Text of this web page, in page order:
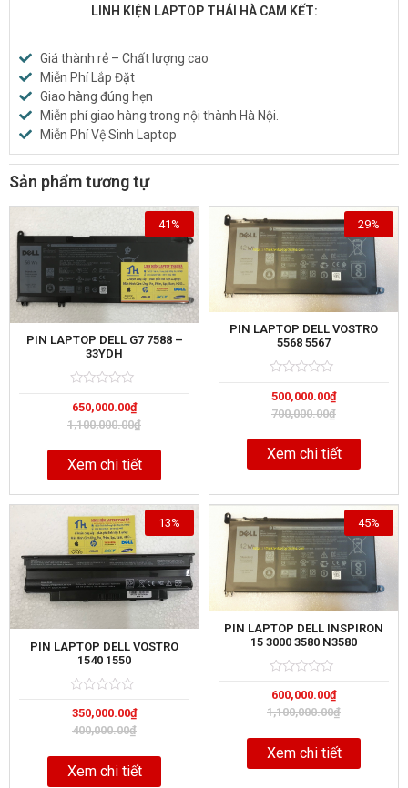
LINH KIỆN LAPTOP THÁI HÀ CAM KẾT:
Giá thành rẻ – Chất lượng cao
Miễn Phí Lắp Đặt
Giao hàng đúng hẹn
Miễn phí giao hàng trong nội thành Hà Nội.
Miễn Phí Vệ Sinh Laptop
Sản phẩm tương tự
PIN LAPTOP DELL G7 7588 –
33YDH
0
out
of
1,100,000.00₫
650,000.00₫
41%
Xem chi tiết
PIN LAPTOP DELL VOSTRO
5568 5567
0
out
of
700,000.00₫
500,000.00₫
29%
Xem chi tiết
PIN LAPTOP DELL VOSTRO
1540 1550
0
out
of
400,000.00₫
350,000.00₫
13%
Xem chi tiết
PIN LAPTOP DELL INSPIRON
15 3000 3580 N3580
0
out
of
1,100,000.00₫
600,000.00₫
45%
Xem chi tiết